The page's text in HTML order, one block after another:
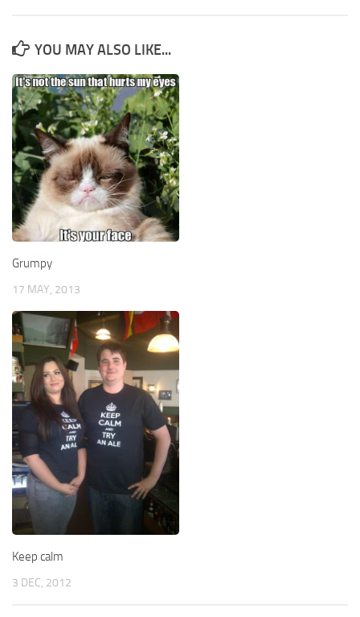
YOU MAY ALSO LIKE...
Grumpy
17 MAY, 2013
Keep calm
3 DEC, 2012